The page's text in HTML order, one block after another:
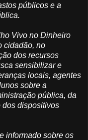
públicos e a
Vivo no Dinheiro
cidadão, no
dos recursos
sensibilizar e
locais, agentes
sobre a
pública, da
dos dispositivos
informado sobre os